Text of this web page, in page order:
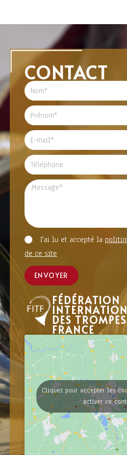
CONTACT
J'ai lu et accepté la
de ce site
ENVOYER
FÉDÉRATION
DES
FRANCE
Cliquez pour accepter les
activer ce